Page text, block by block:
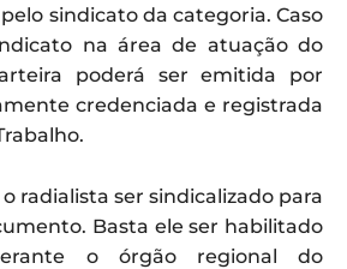
sindicato da categoria. Caso
na área de atuação do
poderá ser emitida por
credenciada e registrada
radialista ser sindicalizado para
Basta ele ser habilitado
o órgão regional do